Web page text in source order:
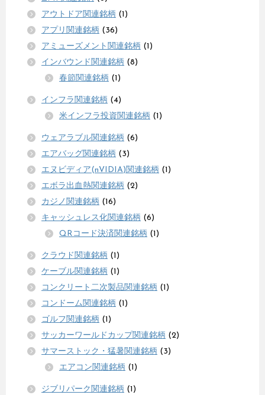
アウトドア関連銘柄 (1)
アプリ関連銘柄 (36)
アミューズメント関連銘柄 (1)
インバウンド関連銘柄 (8)
春節関連銘柄 (1)
インフラ関連銘柄 (4)
米インフラ投資関連銘柄 (1)
ウェアラブル関連銘柄 (6)
エアバッグ関連銘柄 (3)
エヌビディア(nVIDIA)関連銘柄 (1)
エボラ出血熱関連銘柄 (2)
カジノ関連銘柄 (16)
キャッシュレス化関連銘柄 (6)
QRコード決済関連銘柄 (1)
クラウド関連銘柄 (1)
ケーブル関連銘柄 (1)
コンクリート二次製品関連銘柄 (1)
コンドーム関連銘柄 (1)
ゴルフ関連銘柄 (1)
サッカーワールドカップ関連銘柄 (2)
サマーストック・猛暑関連銘柄 (3)
エアコン関連銘柄 (1)
ジブリパーク関連銘柄 (1)